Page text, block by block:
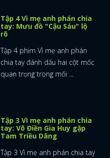
Tập 4 Vì mẹ anh phán chia
tay: Mưu đồ "Cậu Sáu" lộ
rõ
Tập 4 phim Vì mẹ anh phán
chia tay đánh dấu hai cột mốc
quan trọng trong mối ...
Tập 3 Vì mẹ anh phán chia
tay: Võ Điền Gia Huy gặp
Tam Triều Dâng
Tập 3 Vì mẹ anh phán chia tay